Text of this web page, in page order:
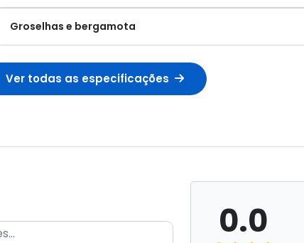
Groselhas e bergamota
Ver todas as especificações
0.0